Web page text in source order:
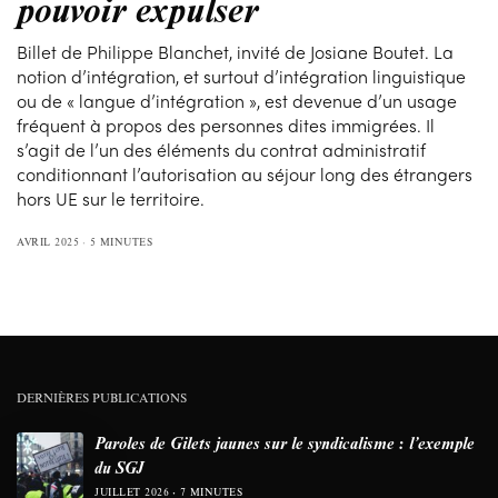
Billet de Philippe Blanchet, invité de Josiane Boutet. La
notion d’intégration, et surtout d’intégration linguistique
ou de « langue d’intégration », est devenue d’un usage
fréquent à propos des personnes dites immigrées. Il
s’agit de l’un des éléments du contrat administratif
conditionnant l’autorisation au séjour long des étrangers
hors UE sur le territoire.
AVRIL 2025 5 MINUTES
DERNIÈRES PUBLICATIONS
Paroles de Gilets jaunes sur le syndicalisme : l’exemple
du SGJ
JUILLET 2026 7 MINUTES